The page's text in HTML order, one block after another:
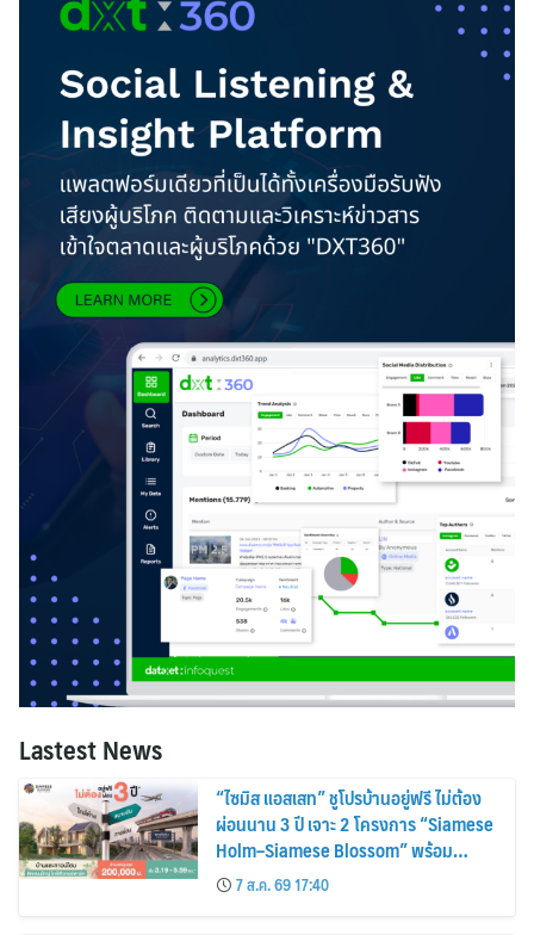
Lastest News
“ไซมิส แอสเสท” ชูโปรบ้านอยู่ฟรี ไม่ต้อง
ผ่อนนาน 3 ปี เจาะ 2 โครงการ “Siamese
Holm–Siamese Blossom” พร้อม
ส่วนลดและสิทธิพิเศษถึง 31 สิงหาคม
2569
7 ส.ค. 69 17:40